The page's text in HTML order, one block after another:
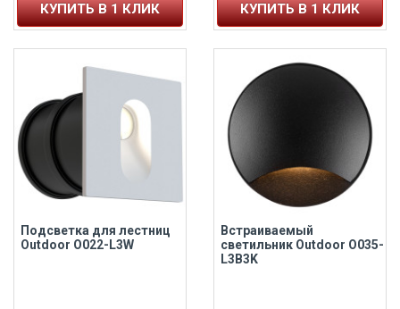
КУПИТЬ В 1 КЛИК КУПИТЬ В 1 КЛИК
Подсветка для лестниц
Outdoor O022-L3W
Встраиваемый
светильник Outdoor O035-
L3B3K